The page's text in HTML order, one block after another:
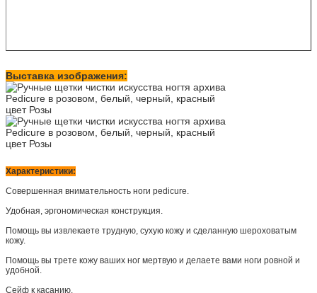
Выставка изображения:
Характеристики:
Совершенная внимательность ноги pedicure.
Удобная, эргономическая конструкция.
Помощь вы извлекаете трудную, сухую кожу и сделанную шероховатым
кожу.
Помощь вы трете кожу ваших ног мертвую и делаете вами ноги ровной и
удобной.
Сейф к касанию.